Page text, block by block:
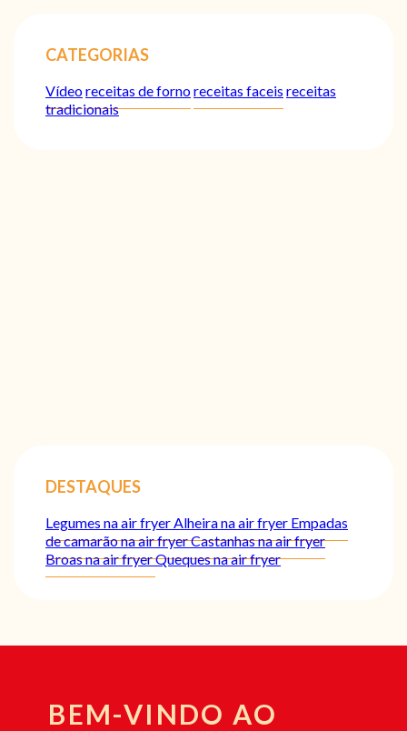
CATEGORIAS
Vídeoreceitas de fornoreceitas faceis receitas
tradicionais
DESTAQUES
Legumes na air fryerAlheira na air fryer Empadas
de camarão na air fryerCastanhas na air fryer
Broas na air fryerQueques na air fryer
BEM-VINDO AO